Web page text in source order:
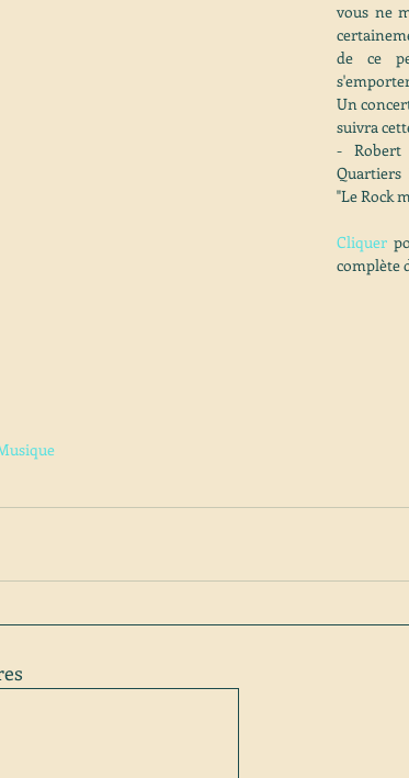
vous ne
de ce
Un
suivra
- Robert
"Le Rock
Cliquer
complète